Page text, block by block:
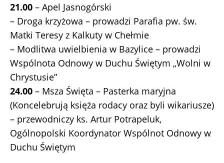
21.00 – Apel Jasnogórski
– Droga krzyżowa – prowadzi Parafia pw. św.
Matki Teresy z Kalkuty w Chełmie
– Modlitwa uwielbienia w Bazylice – prowadzi
Wspólnota Odnowy w Duchu Świętym „Wolni w
Chrystusie”
24.00 – Msza Święta – Pasterka maryjna
(Koncelebrują księża rodacy oraz byli wikariusze)
– przewodniczy ks. Artur Potrapeluk,
Ogólnopolski Koordynator Wspólnot Odnowy w
Duchu Świętym